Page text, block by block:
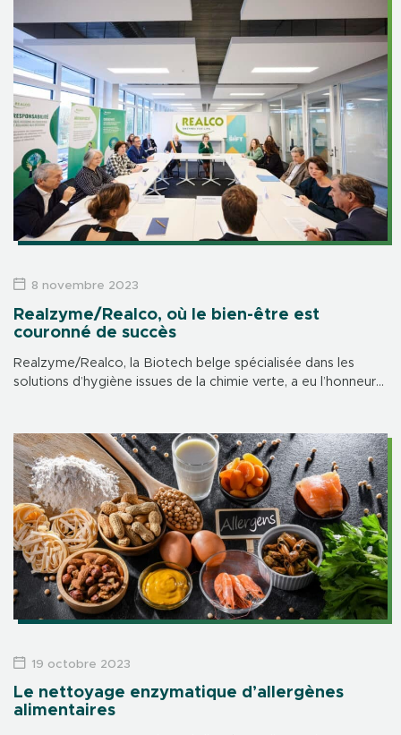
Realzyme/Realco, où le bien-être est
couronné de succès
Realzyme/Realco, la Biotech belge spécialisée dans les
solutions d’hygiène issues de la chimie verte, a eu l’honneur
santé mentale en entreprise.
8 novembre 2023
Le nettoyage enzymatique d’allergènes
alimentaires
19 octobre 2023